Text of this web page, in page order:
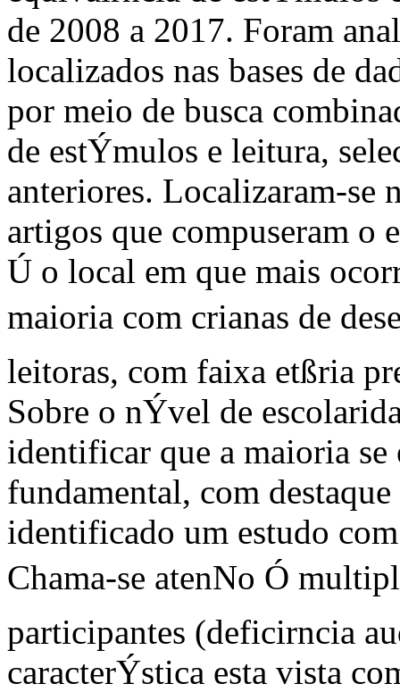
de 2008 a 2017. Foram
localizados nas bases de
por meio de busca
de estÝmulos e leitura,
anteriores. Localizaram-se
artigos que compuseram o
Ú o local em que mais
maioria com crianas de
leitoras, com faixa etßria
Sobre o nÝvel de
identificar que a maioria se
fundamental, com
identificado um estudo
Chama-se atenNo Ó
participantes (deficirncia
caracterÝstica esta vista